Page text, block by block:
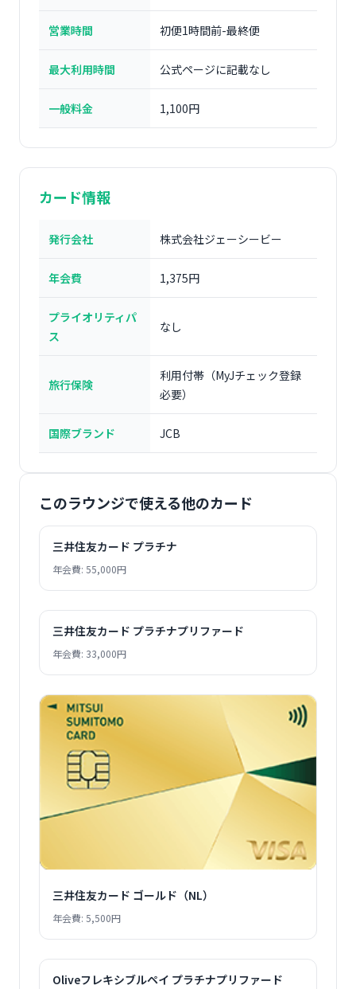
営業時間 初便1時間前-最終便
最大利用時間 公式ページに記載なし
一般料金 1,100円
カード情報
発行会社 株式会社ジェーシービー
年会費 1,375円
プライオリティパ
ス
なし
旅行保険
利用付帯（MyJチェック登録
必要）
国際ブランド JCB
このラウンジで使える他のカード
三井住友カード プラチナ
年会費: 55,000円
三井住友カード プラチナプリファード
年会費: 33,000円
三井住友カード ゴールド（NL）
年会費: 5,500円
Oliveフレキシブルペイ プラチナプリファード